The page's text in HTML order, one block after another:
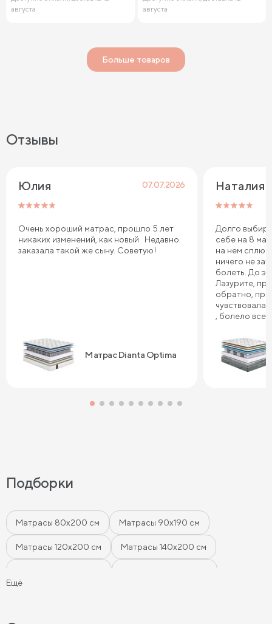
августа
августа
Больше товаров
Отзывы
Юлия 07.07.2026
Очень хороший матрас, прошло 5 лет
никаких изменений, как новый. Недавно
заказала такой же сыну. Советую!
Матрас Dianta Optima
Наталия
Долго
себе на 8
на нем сплю.
ничего не
болеть. До
Лазурите,
обратно,
чувствовала
, болело все
Сонум к
дня .
Подборки
Матрасы 80х200 см Матрасы 90х190 см
Матрасы 120х200 см Матрасы 140х200 см
Ещё